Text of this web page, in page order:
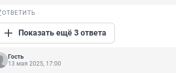
ОТВЕТИТЬ
Показать ещё 3 ответа
Гость
13 мая 2025, 17:00